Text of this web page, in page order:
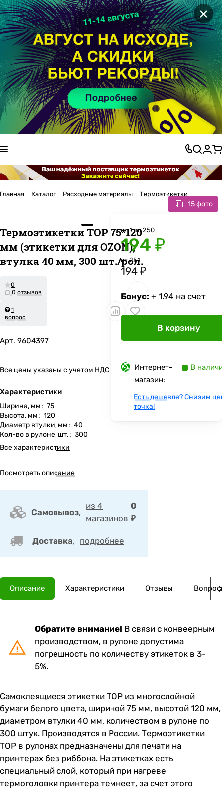
×
Главная Каталог Расходные материалы Термоэтикетки
15 фото
Термоэтикетки TOP 75*120
мм (этикетки для OZON),
втулка 40 мм, 300 шт./рол.
0
0 отзывов
1
вопрос
Арт. 9604397
Все цены указаны с учетом НДС
Характеристики
Ширина, мм: 75
Высота, мм: 120
Диаметр втулки, мм: 40
Кол-во в рулоне, шт.: 300
Все характеристики
Посмотреть описание
Самовывоз,
из 4
магазинов
0
₽
Доставка, подробнее
от 1 до 250
194 ₽
от 251
194 ₽
Бонус: + 1.94 на счет
В корзину
Интернет-
магазин:
В
Есть дешевле? Снизим
точка!
Описание Характеристики Отзывы
Обратите внимание! В связи с конвеерным
производством, в рулоне допустима
погрешность по количеству этикеток в 3-
5%.
Самоклеящиеся этикетки TOP из многослойной
бумаги белого цвета, шириной 75 мм, высотой 120 мм,
диаметром втулки 40 мм, количеством в рулоне по
300 штук. Производятся в России. Термоэтикетки
TOP в рулонах предназначены для печати на
принтерах без риббона. На этикетках есть
специальный слой, который при нагреве
термоголовки принтера темнеет, за счет этого